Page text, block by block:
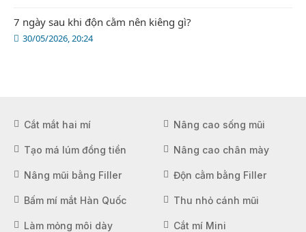
30/05/2026, 20:24
7 ngày sau khi độn cằm nên kiêng gì?
Cắt mắt hai mí Nâng cao sống mũi
Tạo má lúm đồng tiền Nâng cao chân mày
Nâng mũi bằng Filler Độn cằm bằng Filler
Bấm mí mắt Hàn Quốc Thu nhỏ cánh mũi
Làm mỏng môi dày Cắt mí Mini